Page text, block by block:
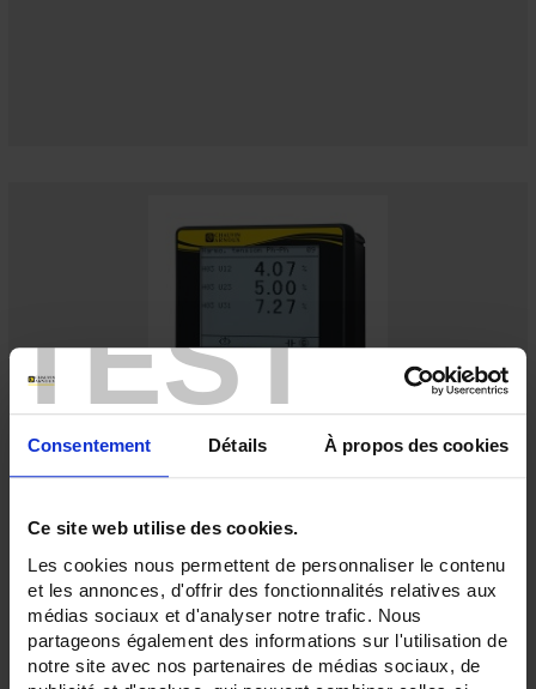
TEST
Consentement Détails À propos des cookies
Ce site web utilise des cookies.
Les cookies nous permettent de personnaliser le contenu
et les annonces, d'offrir des fonctionnalités relatives aux
médias sociaux et d'analyser notre trafic. Nous
partageons également des informations sur l'utilisation de
notre site avec nos partenaires de médias sociaux, de
ENERIUM 100 RS485